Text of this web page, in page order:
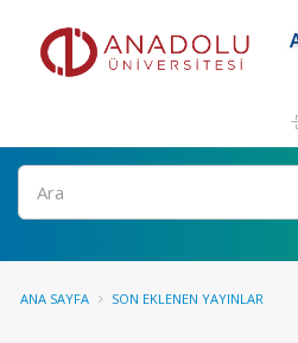
Ara
ANA SAYFA SON EKLENEN YAYINLAR